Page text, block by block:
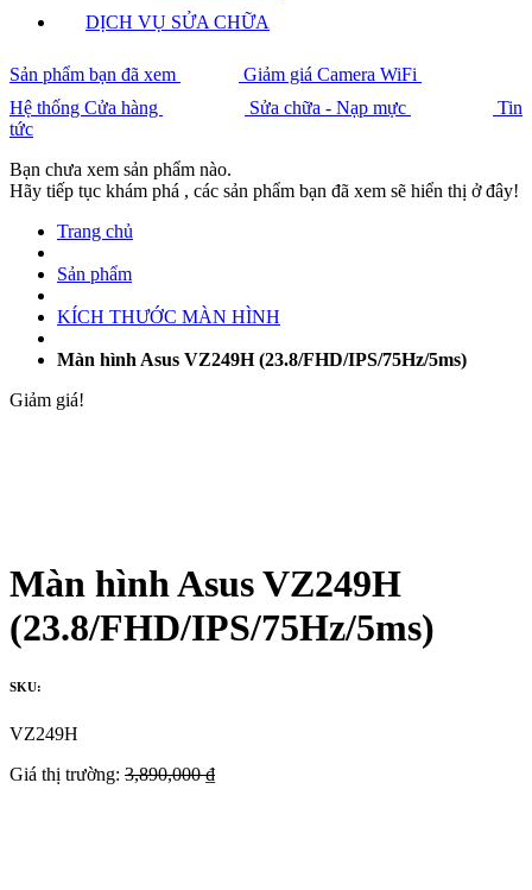
DỊCH VỤ SỬA CHỮA
Sản phẩm bạn đã xem
Giảm giá Camera WiFi
Hệ thống Cửa hàng
Sửa chữa - Nạp mực
Tin
tức
Bạn chưa xem sản phẩm nào.
Hãy tiếp tục khám phá , các sản phẩm bạn đã xem sẽ hiển thị ở đây!
Trang chủ
Sản phẩm
KÍCH THƯỚC MÀN HÌNH
Màn hình Asus VZ249H (23.8/FHD/IPS/75Hz/5ms)
Giảm giá!
Màn hình Asus VZ249H
(23.8/FHD/IPS/75Hz/5ms)
SKU:
VZ249H
Giá thị trường: 3,890,000 ₫